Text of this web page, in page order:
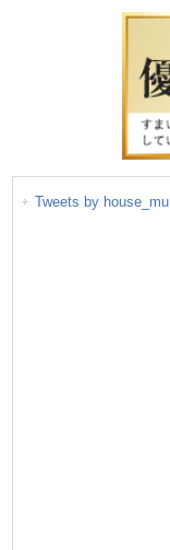
Tweets by house_mu